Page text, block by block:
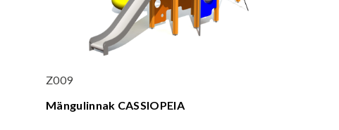
Z009
Mängulinnak CASSIOPEIA